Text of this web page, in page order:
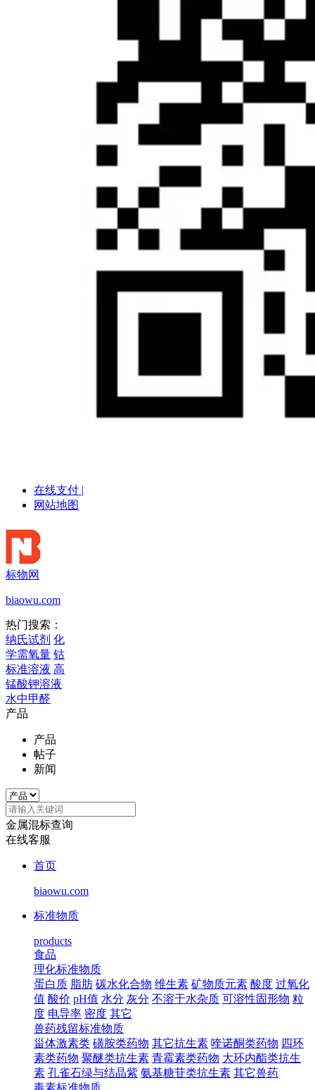
在线支付 |
网站地图
标物网
biaowu.com
热门搜索：
纳氏试剂 化
学需氧量 钴
标准溶液 高
锰酸钾溶液
水中甲醛
产品
产品
帖子
新闻
金属混标查询
在线客服
首页
biaowu.com
标准物质
products
食品
理化标准物质
蛋白质 脂肪 碳水化合物 维生素 矿物质元素 酸度 过氧化
值 酸价 pH值 水分 灰分 不溶于水杂质 可溶性固形物 粒
度 电导率 密度 其它
兽药残留标准物质
甾体激素类 磺胺类药物 其它抗生素 喹诺酮类药物 四环
素类药物 聚醚类抗生素 青霉素类药物 大环内酯类抗生
素 孔雀石绿与结晶紫 氨基糖苷类抗生素 其它兽药
毒素标准物质